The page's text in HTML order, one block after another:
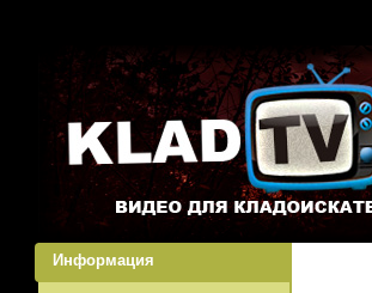
Информация